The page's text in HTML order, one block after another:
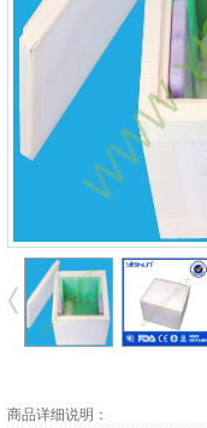
商品详细说明：